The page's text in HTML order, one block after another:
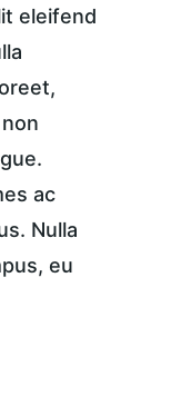
eleifend
ac
Nulla
eu